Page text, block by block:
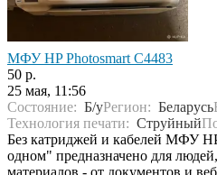
МФУ HP Photosmart C4483
50 р.
25 мая, 11:56
Состояние: Б/уРегион: Беларусь
Технология печати: Струйный
Без катриджей и кабелей МФУ
одном" предназначено для
материалов - от документов и